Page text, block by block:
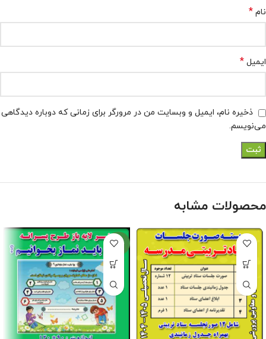
نام *
ایمیل *
ذخیره نام، ایمیل و وبسایت من در مرورگر برای زمانی که دوباره دیدگاهی
می‌نویسم.
محصولات مشابه
جدید